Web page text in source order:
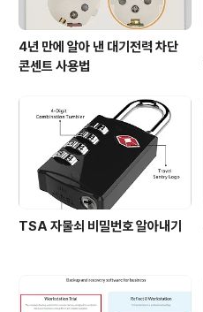
4년 만에 알아 낸 대기전력 차단
콘센트 사용법
TSA 자물쇠 비밀번호 알아내기